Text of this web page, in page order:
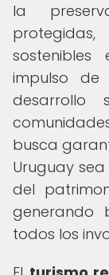
la
impulso de
desarrollo
busca
Uruguay
del
generando
todos los